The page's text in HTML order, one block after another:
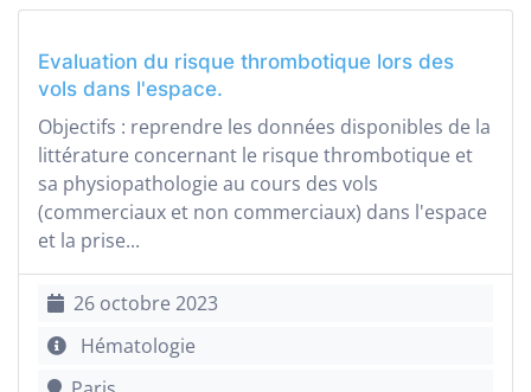
Evaluation du risque thrombotique lors des
vols dans l'espace.
Objectifs : reprendre les données disponibles de la
littérature concernant le risque thrombotique et
sa physiopathologie au cours des vols
(commerciaux et non commerciaux) dans l'espace
et la prise...
26 octobre 2023
Hématologie